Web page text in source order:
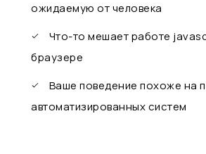
ожидаемую от человека
Что-то мешает работе
браузере
Ваше поведение похоже на
автоматизированных систем